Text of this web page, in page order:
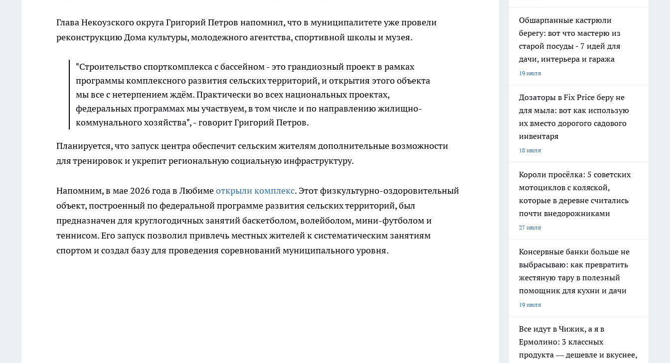
Глава Некоузского округа Григорий Петров напомнил, что в муниципалитете уже провели
реконструкцию Дома культуры, молодежного агентства, спортивной школы и музея.
"Строительство спорткомплекса с бассейном - это грандиозный проект в рамках
программы комплексного развития сельских территорий, и открытия этого объекта
мы все с нетерпением ждём. Практически во всех национальных проектах,
федеральных программах мы участвуем, в том числе и по направлению жилищно-
коммунального хозяйства", - говорит Григорий Петров.
Планируется, что запуск центра обеспечит сельским жителям дополнительные возможности
для тренировок и укрепит региональную социальную инфраструктуру.
Напомним, в мае 2026 года в Любимеоткрыли комплекс. Этот физкультурно-оздоровительный
объект, построенный по федеральной программе развития сельских территорий, был
предназначен для круглогодичных занятий баскетболом, волейболом, мини-футболом и
теннисом. Его запуск позволил привлечь местных жителей к систематическим занятиям
спортом и создал базу для проведения соревнований муниципального уровня.
Обшарпанные кастрюли
берегу: вот что мастерю из
старой посуды - 7 идей для
дачи, интерьера и гаража
19 июля
Дозаторы в Fix Price беру не
для мыла: вот как использую
их вместо дорогого садового
инвентаря
18 июля
Короли просёлка: 5 советских
мотоциклов с коляской,
которые в деревне считались
почти внедорожниками
27 июля
Консервные банки больше не
выбрасываю: как превратить
жестяную тару в полезный
помощник для кухни и дачи
19 июля
Все идут в Чижик, а я в
Ермолино: 3 классных
продукта — дешевле и вкуснее,